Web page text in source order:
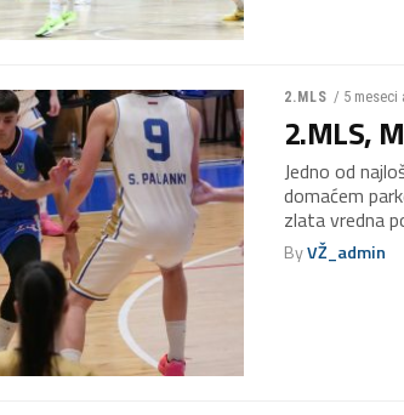
2.MLS / 5 meseci
2.MLS,
Jedno od
domaćem
zlata vredna
ByVŽ_admin